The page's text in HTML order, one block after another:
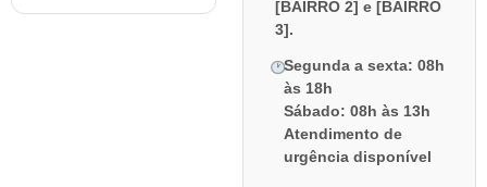
[BAIRRO 2] e [BAIRRO
3].
Segunda a sexta: 08h
às 18h
Sábado: 08h às 13h
Atendimento de
urgência disponível